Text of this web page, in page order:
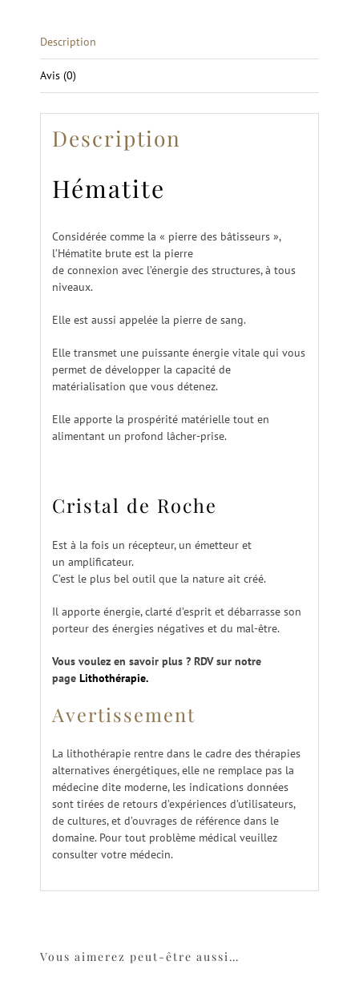
Description
Avis (0)
Description
Hématite
Considérée comme la « pierre des bâtisseurs »,
l’Hématite brute est la pierre
de connexion avec l’énergie des structures, à tous
niveaux.
Elle est aussi appelée la pierre de sang.
Elle transmet une puissante énergie vitale qui vous
permet de développer la capacité de
matérialisation que vous détenez.
Elle apporte la prospérité matérielle tout en
alimentant un profond lâcher-prise.
Cristal de Roche
Est à la fois un récepteur, un émetteur et
un amplificateur.
C’est le plus bel outil que la nature ait créé.
Il apporte énergie, clarté d’esprit et débarrasse son
porteur des énergies négatives et du mal-être.
Vous voulez en savoir plus ? RDV sur notre
page Lithothérapie.
Avertissement
La lithothérapie rentre dans le cadre des thérapies
alternatives énergétiques, elle ne remplace pas la
médecine dite moderne, les indications données
sont tirées de retours d’expériences d’utilisateurs,
de cultures, et d’ouvrages de référence dans le
domaine. Pour tout problème médical veuillez
consulter votre médecin.
Vous aimerez peut-être aussi…